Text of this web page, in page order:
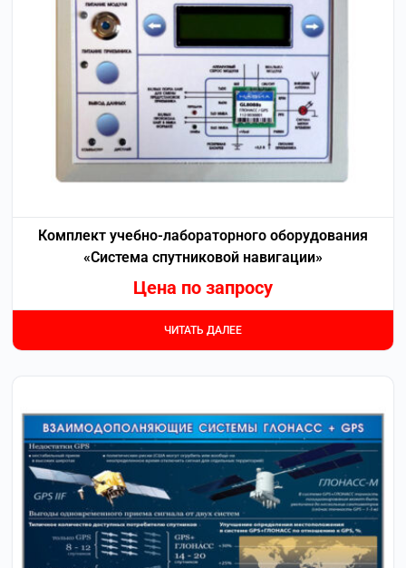
Комплект учебно-лабораторного оборудования
«Система спутниковой навигации»
Цена по запросу
ЧИТАТЬ ДАЛЕЕ